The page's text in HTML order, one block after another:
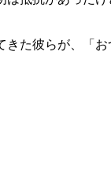
た彼らが、「